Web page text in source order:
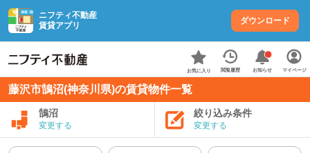
ニフティ不動産
賃貸アプリ
ダウンロード
お気に入り 閲覧履歴 お知らせ マイページ
藤沢市鵠沼(神奈川県)の賃貸物件一覧
鵠沼
変更する
絞り込み条件
変更する